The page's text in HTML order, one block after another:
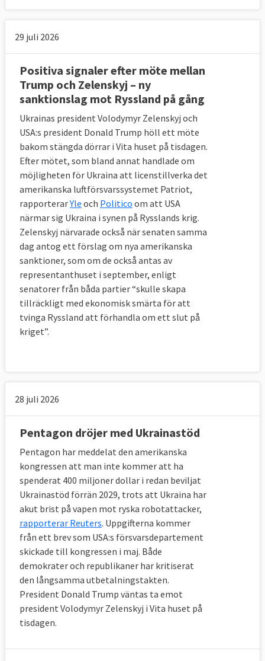
29 juli 2026
Positiva signaler efter möte mellan
Trump och Zelenskyj – ny
sanktionslag mot Ryssland på gång
Ukrainas president Volodymyr Zelenskyj och
USA:s president Donald Trump höll ett möte
bakom stängda dörrar i Vita huset på tisdagen.
Efter mötet, som bland annat handlade om
möjligheten för Ukraina att licenstillverka det
amerikanska luftförsvarssystemet Patriot,
rapporterarYle och Politico om att USA
närmar sig Ukraina i synen på Rysslands krig.
Zelenskyj närvarade också när senaten samma
dag antog ett förslag om nya amerikanska
sanktioner, som om de också antas av
representanthuset i september, enligt
senatorer från båda partier “skulle skapa
tillräckligt med ekonomisk smärta för att
tvinga Ryssland att förhandla om ett slut på
kriget”.
28 juli 2026
Pentagon dröjer med Ukrainastöd
Pentagon har meddelat den amerikanska
kongressen att man inte kommer att ha
spenderat 400 miljoner dollar i redan beviljat
Ukrainastöd förrän 2029, trots att Ukraina har
akut brist på vapen mot ryska robotattacker,
rapporterar Reuters. Uppgifterna kommer
från ett brev som USA:s försvarsdepartement
skickade till kongressen i maj. Både
demokrater och republikaner har kritiserat
den långsamma utbetalningstakten.
President Donald Trump väntas ta emot
president Volodymyr Zelenskyj i Vita huset på
tisdagen.